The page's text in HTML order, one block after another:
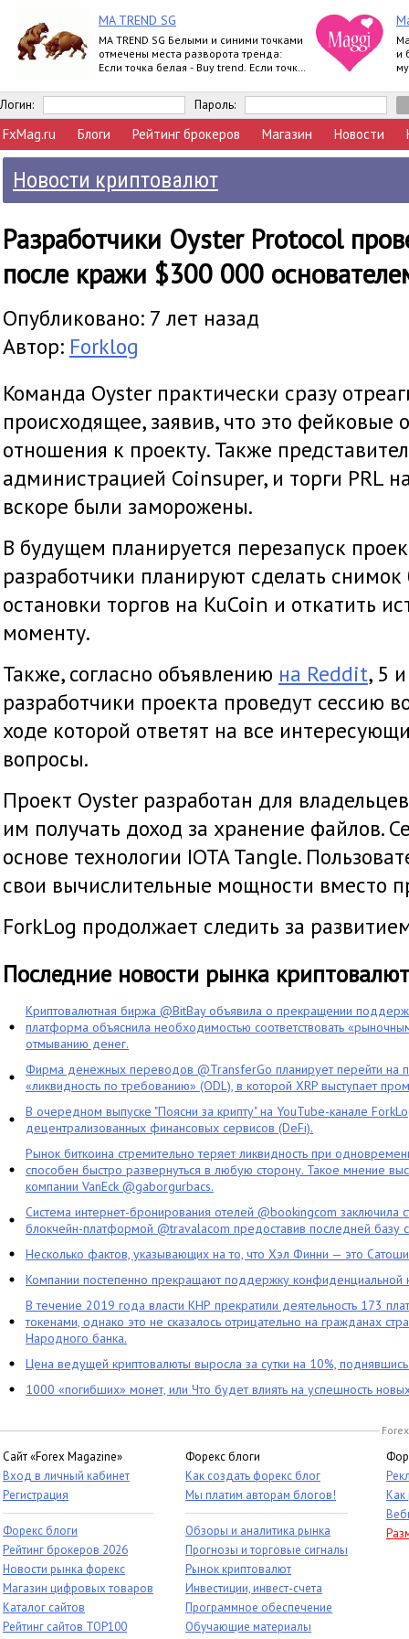
MA TREND SG
MA TREND SG Белыми и синими точками
отмечены места разворота тренда:
Если точка белая - Buy trend. Если точка
и
Логин: Пароль:
FxMag.ru Блоги Рейтинг брокеров Магазин Новости
Новости криптовалют
Разработчики Oyster Protocol
после кражи $300 000
Опубликовано: 7 лет назад
Автор: Forklog
Команда Oyster практически сразу
происходящее, заявив, что это
отношения к проекту. Также
администрацией Coinsuper, и торги PRL
вскоре были заморожены.
В будущем планируется перезапуск
разработчики планируют сделать
остановки торгов на KuCoin и откатить
моменту.
Также, согласно объявлению на Reddit, 5
разработчики проекта проведут сессию
ходе которой ответят на все
вопросы.
Проект Oyster разработан для
им получать доход за хранение файлов.
основе технологии IOTA Tangle.
свои вычислительные мощности вместо
ForkLog продолжает следить за
Последние новости рынка криптовалют
Криптовалютная биржа @BitBay объявила о прекращении
платформа объяснила необходимостью соответствовать
отмыванию денег.
Фирма денежных переводов @TransferGo планирует перейти на
«ликвидность по требованию» (ODL), в которой XRP выступает
В очередном выпуске "Поясни за крипту" на YouTube-канале
децентрализованных финансовых сервисов (DeFi).
Рынок биткоина стремительно теряет ликвидность при
способен быстро развернуться в любую сторону. Такое мнение
компании VanEck @gaborgurbacs.
Система интернет-бронирования отелей @bookingcom заключила
блокчейн-платформой @travalacom предоставив последней базу
Несколько фактов, указывающих на то, что Хэл Финни — это
Компании постепенно прекращают поддержку конфиденциальной
В течение 2019 года власти КНР прекратили деятельность 173
токенами, однако это не сказалось отрицательно на гражданах
Народного банка.
Цена ведущей криптовалюты выросла за сутки на 10%,
1000 «погибших» монет, или Что будет влиять на успешность
Сайт «Forex Magazine»
Вход в личный кабинет
Регистрация
Форекс блоги
Рейтинг брокеров 2026
Новости рынка форекс
Магазин цифровых товаров
Каталог сайтов
Рейтинг сайтов TOP100
Форекс блоги
Как создать форекс блог
Мы платим авторам блогов!
Обзоры и аналитика рынка
Прогнозы и торговые сигналы
Рынок криптовалют
Инвестиции, инвест-счета
Программное обеспечение
Обучающие материалы
Как